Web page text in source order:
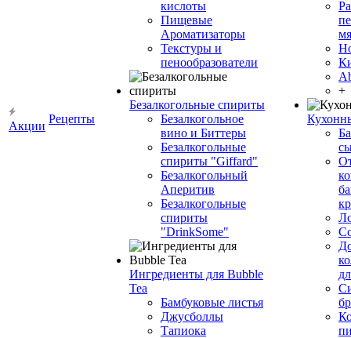
Акции
Рецепты
кислоты
Пищевые
Ароматизаторы
Текстуры и
пенообразователи
Безалкогольные спириты
Безалкогольное
вино и Биттеры
Безалкогольные
спириты "Giffard"
Безалкогольный
Аперитив
Безалкогольные
спириты
"DrinkSome"
Ингредиенты для Bubble
Tea
Бамбуковые листья
Джусболлы
Тапиока
+